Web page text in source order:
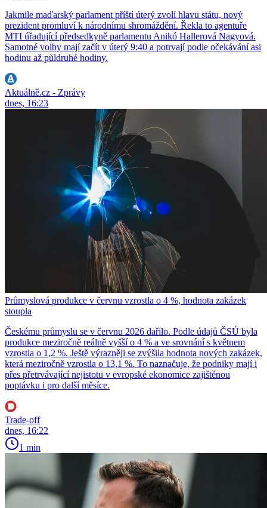
Jakmile maďarský parlament příští úterý zvolí hlavu státu, nový
prezident promluví k národnímu shromáždění. Řekla to agentuře
MTI úřadující předsedkyně parlamentu Anikó Hallerová Nagyová.
Samotné volby mají začít v úterý 9:40 a potrvají podle očekávání asi
hodinu až půldruhé hodiny.
Aktuálně.cz - Zprávy
dnes, 16:23
Průmyslová produkce v červnu vzrostla o 4 %, hodnota zakázek
stoupla
Českému průmyslu se v červnu 2026 dařilo. Podle údajů ČSÚ byla
produkce meziročně reálně vyšší o 4 % a ve srovnání s květnem
vzrostla o 1,2 %. Ještě výrazněji se zvýšila hodnota nových zakázek,
která meziročně vzrostla o 13,1 %. To naznačuje, že podniky mají i
přes přetrvávající nejistotu v evropské ekonomice zajištěnou
poptávku i pro další měsíce.
Trade-off
dnes, 16:22
1 min